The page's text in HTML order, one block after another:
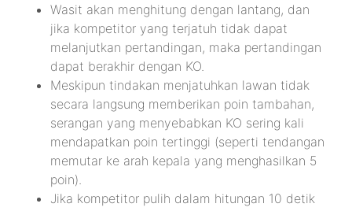
Wasit akan menghitung dengan lantang, dan
jika kompetitor yang terjatuh tidak dapat
melanjutkan pertandingan, maka pertandingan
dapat berakhir dengan KO.
Meskipun tindakan menjatuhkan lawan tidak
secara langsung memberikan poin tambahan,
serangan yang menyebabkan KO sering kali
mendapatkan poin tertinggi (seperti tendangan
memutar ke arah kepala yang menghasilkan 5
poin).
Jika kompetitor pulih dalam hitungan 10 detik